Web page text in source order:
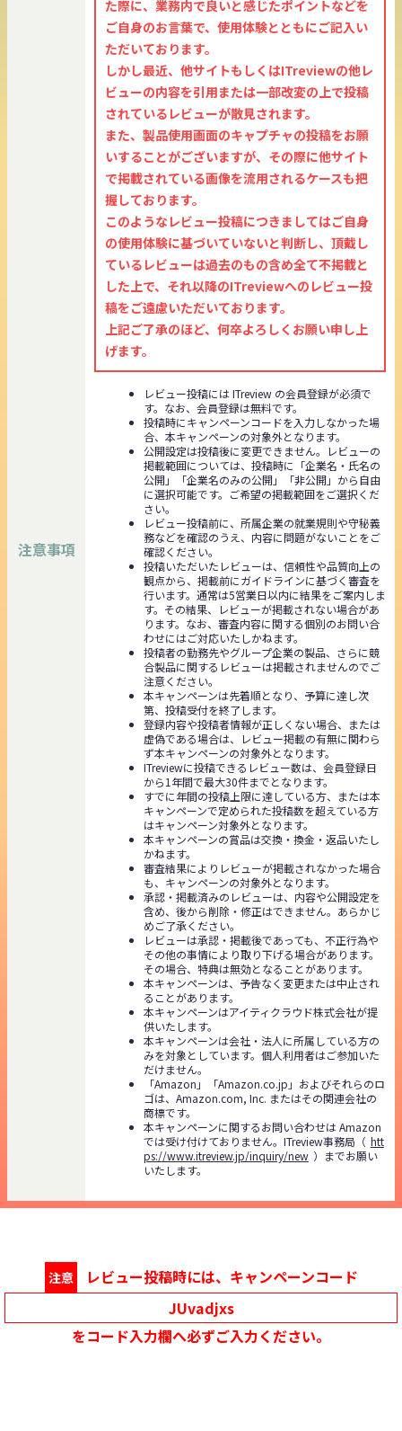
注意事項
た際に、業務内で良いと感じたポイントなどを
ご自身のお言葉で、使用体験とともにご記入い
ただいております。
しかし最近、他サイトもしくはITreviewの他レ
ビューの内容を引用または一部改変の上で投稿
されているレビューが散見されます。
また、製品使用画面のキャプチャの投稿をお願
いすることがございますが、その際に他サイト
で掲載されている画像を流用されるケースも把
握しております。
このようなレビュー投稿につきましてはご自身
の使用体験に基づいていないと判断し、頂戴し
ているレビューは過去のもの含め全て不掲載と
した上で、それ以降のITreviewへのレビュー投
稿をご遠慮いただいております。
上記ご了承のほど、何卒よろしくお願い申し上
げます。
レビュー投稿には ITreview の会員登録が必須で
す。なお、会員登録は無料です。
投稿時にキャンペーンコードを入力しなかった場
合、本キャンペーンの対象外となります。
公開設定は投稿後に変更できません。レビューの
掲載範囲については、投稿時に「企業名・氏名の
公開」「企業名のみの公開」「非公開」から自由
に選択可能です。ご希望の掲載範囲をご選択くだ
さい。
レビュー投稿前に、所属企業の就業規則や守秘義
務などを確認のうえ、内容に問題がないことをご
確認ください。
投稿いただいたレビューは、信頼性や品質向上の
観点から、掲載前にガイドラインに基づく審査を
行います。通常は5営業日以内に結果をご案内しま
す。その結果、レビューが掲載されない場合があ
ります。なお、審査内容に関する個別のお問い合
わせにはご対応いたしかねます。
投稿者の勤務先やグループ企業の製品、さらに競
合製品に関するレビューは掲載されませんのでご
注意ください。
本キャンペーンは先着順となり、予算に達し次
第、投稿受付を終了します。
登録内容や投稿者情報が正しくない場合、または
虚偽である場合は、レビュー掲載の有無に関わら
ず本キャンペーンの対象外となります。
ITreviewに投稿できるレビュー数は、会員登録日
から1年間で最大30件までとなります。
すでに年間の投稿上限に達している方、または本
キャンペーンで定められた投稿数を超えている方
はキャンペーン対象外となります。
本キャンペーンの賞品は交換・換金・返品いたし
かねます。
審査結果によりレビューが掲載されなかった場合
も、キャンペーンの対象外となります。
承認・掲載済みのレビューは、内容や公開設定を
含め、後から削除・修正はできません。あらかじ
めご了承ください。
レビューは承認・掲載後であっても、不正行為や
その他の事情により取り下げる場合があります。
その場合、特典は無効となることがあります。
本キャンペーンは、予告なく変更または中止され
ることがあります。
本キャンペーンはアイティクラウド株式会社が提
供いたします。
本キャンペーンは会社・法人に所属している方の
みを対象としています。個人利用者はご参加いた
だけません。
「Amazon」「Amazon.co.jp」およびそれらのロ
ゴは、Amazon.com, Inc. またはその関連会社の
商標です。
本キャンペーンに関するお問い合わせは Amazon
では受け付けておりません。ITreview事務局（ htt
ps://www.itreview.jp/inquiry/new ）までお願い
いたします。
注意
レビュー投稿時には、キャンペーンコード
JUvadjxs
をコード入力欄へ必ずご入力ください。